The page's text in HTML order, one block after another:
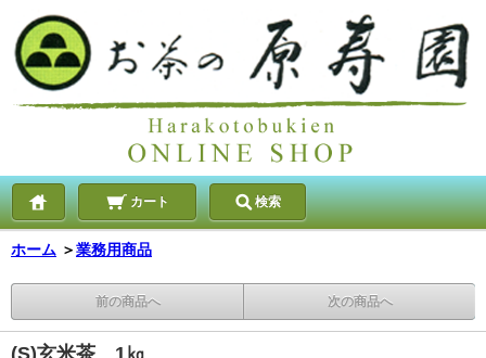
カート 検索
ホーム ＞業務用商品
前の商品へ 次の商品へ
(S)玄米茶 1㎏